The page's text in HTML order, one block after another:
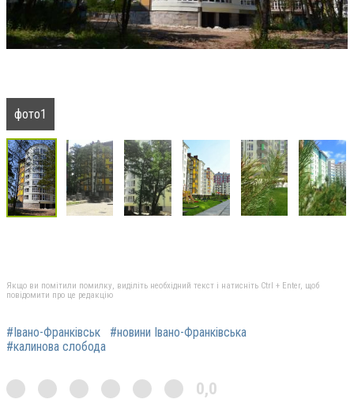
фото1
Якщо ви помітили помилку, виділіть необхідний текст і натисніть Ctrl + Enter, щоб
повідомити про це редакцію
#Івано-Франківськ
#новини Івано-Франківська
#калинова слобода
0,0